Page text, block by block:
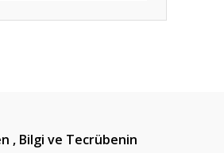
, Bilgi ve Tecrübenin